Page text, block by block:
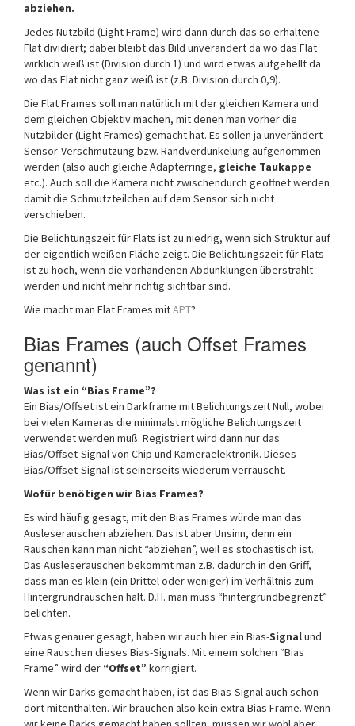
abziehen.
Jedes Nutzbild (Light Frame) wird dann durch das so erhaltene
Flat dividiert; dabei bleibt das Bild unverändert da wo das Flat
wirklich weiß ist (Division durch 1) und wird etwas aufgehellt da
wo das Flat nicht ganz weiß ist (z.B. Division durch 0,9).
Die Flat Frames soll man natürlich mit der gleichen Kamera und
dem gleichen Objektiv machen, mit denen man vorher die
Nutzbilder (Light Frames) gemacht hat. Es sollen ja unverändert
Sensor-Verschmutzung bzw. Randverdunkelung aufgenommen
werden (also auch gleiche Adapterringe, gleiche Taukappe
etc.). Auch soll die Kamera nicht zwischendurch geöffnet werden
damit die Schmutzteilchen auf dem Sensor sich nicht
verschieben.
Die Belichtungszeit für Flats ist zu niedrig, wenn sich Struktur auf
der eigentlich weißen Fläche zeigt. Die Belichtungszeit für Flats
ist zu hoch, wenn die vorhandenen Abdunklungen überstrahlt
werden und nicht mehr richtig sichtbar sind.
Wie macht man Flat Frames mitAPT?
Bias Frames (auch Offset Frames
genannt)
Was ist ein “Bias Frame”?
Ein Bias/Offset ist ein Darkframe mit Belichtungszeit Null, wobei
bei vielen Kameras die minimalst mögliche Belichtungszeit
verwendet werden muß. Registriert wird dann nur das
Bias/Offset-Signal von Chip und Kameraelektronik. Dieses
Bias/Offset-Signal ist seinerseits wiederum verrauscht.
Wofür benötigen wir Bias Frames?
Es wird häufig gesagt, mit den Bias Frames würde man das
Ausleserauschen abziehen. Das ist aber Unsinn, denn ein
Rauschen kann man nicht “abziehen”, weil es stochastisch ist.
Das Ausleserauschen bekommt man z.B. dadurch in den Griff,
dass man es klein (ein Drittel oder weniger) im Verhältnis zum
Hintergrundrauschen hält. D.H. man muss “hintergrundbegrenzt”
belichten.
Etwas genauer gesagt, haben wir auch hier ein Bias-Signalund
eine Rauschen dieses Bias-Signals. Mit einem solchen “Bias
Frame” wird der “Offset” korrigiert.
Wenn wir Darks gemacht haben, ist das Bias-Signal auch schon
dort mitenthalten. Wir brauchen also kein extra Bias Frame. Wenn